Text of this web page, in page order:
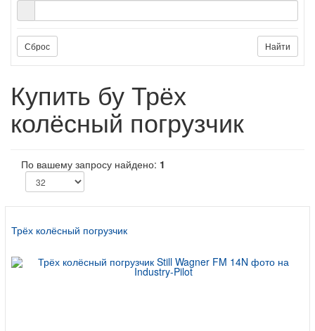
Сброс Найти
Купить бу Трёх
колёсный погрузчик
По вашему запросу найдено: 1
Трёх колёсный погрузчик